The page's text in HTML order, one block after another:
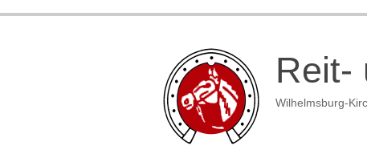
Reit-
Wilhelmsburg-